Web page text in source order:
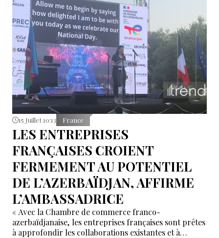
15 Juillet 10:13 France
LES ENTREPRISES
FRANÇAISES CROIENT
FERMEMENT AU POTENTIEL
DE L’AZERBAÏDJAN, AFFIRME
L’AMBASSADRICE
« Avec la Chambre de commerce franco-
azerbaïdjanaise, les entreprises françaises sont prêtes
à approfondir les collaborations existantes et à